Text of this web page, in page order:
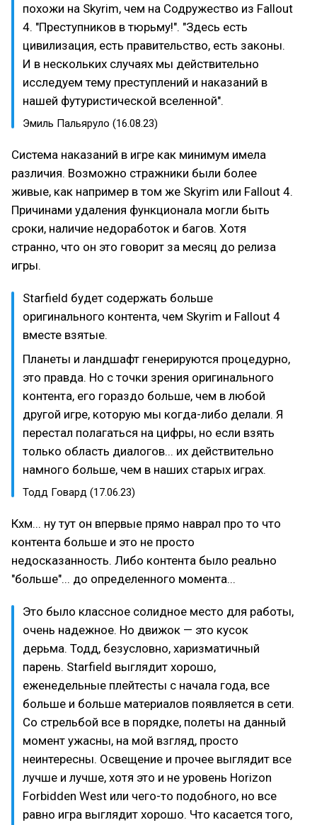
похожи на Skyrim, чем на Содружество из Fallout
4. "Преступников в тюрьму!". "Здесь есть
цивилизация, есть правительство, есть законы.
И в нескольких случаях мы действительно
исследуем тему преступлений и наказаний в
нашей футуристической вселенной".
Эмиль Пальяруло (16.08.23)
Система наказаний в игре как минимум имела
различия. Возможно стражники были более
живые, как например в том же Skyrim или Fallout 4.
Причинами удаления функционала могли быть
сроки, наличие недоработок и багов. Хотя
странно, что он это говорит за месяц до релиза
игры.
Starfield будет содержать больше
оригинального контента, чем Skyrim и Fallout 4
вместе взятые.
Планеты и ландшафт генерируются процедурно,
это правда. Но с точки зрения оригинального
контента, его гораздо больше, чем в любой
другой игре, которую мы когда-либо делали. Я
перестал полагаться на цифры, но если взять
только область диалогов... их действительно
намного больше, чем в наших старых играх.
Тодд Говард (17.06.23)
Кхм... ну тут он впервые прямо наврал про то что
контента больше и это не просто
недосказанность. Либо контента было реально
"больше"... до определенного момента...
Это было классное солидное место для работы,
очень надежное. Но движок — это кусок
дерьма. Тодд, безусловно, харизматичный
парень. Starfield выглядит хорошо,
еженедельные плейтесты с начала года, все
больше и больше материалов появляется в сети.
Со стрельбой все в порядке, полеты на данный
момент ужасны, на мой взгляд, просто
неинтересны. Освещение и прочее выглядит все
лучше и лучше, хотя это и не уровень Horizon
Forbidden West или чего-то подобного, но все
равно игра выглядит хорошо. Что касается того,